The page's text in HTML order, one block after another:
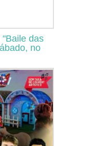
das
no